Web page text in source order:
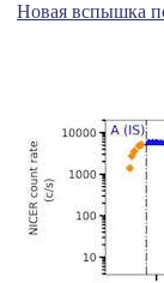
Новая вспышка